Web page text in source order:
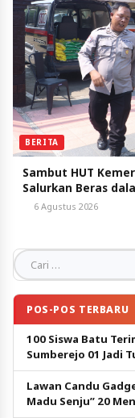
BERITA
Sambut HUT
Salurkan Beras
6 Agustus 2026
Cari untuk:
POS-POS TERBARU
100 Siswa Batu
Sumberejo 01 Jadi
Pendidikan Gratis
Lawan Candu
Madu Senju” 20